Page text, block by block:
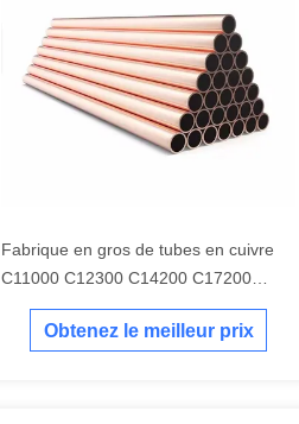
Fabrique en gros de tubes en cuivre
C11000 C12300 C14200 C17200
Tubes ronds en cuivre
Obtenez le meilleur prix